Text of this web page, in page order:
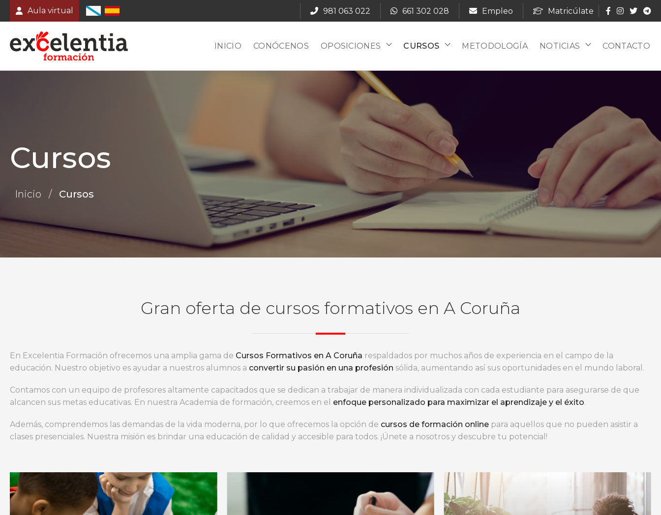
Aula virtual 981 063 022 661 302 028 Empleo Matricúlate
INICIO CONÓCENOS OPOSICIONES CURSOS METODOLOGÍA NOTICIAS CONTACTO
Cursos
Inicio / Cursos
Gran oferta de cursos formativos en A Coruña
En Excelentia Formación ofrecemos una amplia gama de Cursos Formativos en A Coruña respaldados por muchos años de experiencia en el campo de la
educación. Nuestro objetivo es ayudar a nuestros alumnos a convertir su pasión en una profesión sólida, aumentando así sus oportunidades en el mundo laboral.
Contamos con un equipo de profesores altamente capacitados que se dedican a trabajar de manera individualizada con cada estudiante para asegurarse de que
alcancen sus metas educativas. En nuestra Academia de formación, creemos en el enfoque personalizado para maximizar el aprendizaje y el éxito.
Además, comprendemos las demandas de la vida moderna, por lo que ofrecemos la opción de cursos de formación online para aquellos que no pueden asistir a
clases presenciales. Nuestra misión es brindar una educación de calidad y accesible para todos. ¡Únete a nosotros y descubre tu potencial!